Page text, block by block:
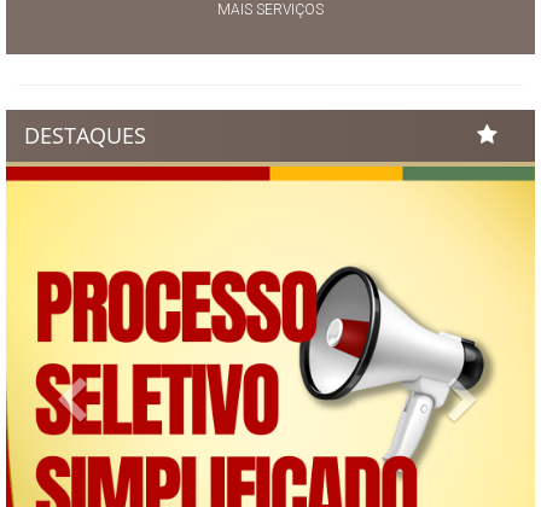
MAIS SERVIÇOS
DESTAQUES
Previous Next